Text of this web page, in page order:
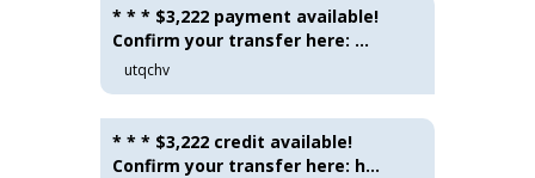
* * * $3,222 payment available!
Confirm your transfer here: ...
utqchv
* * * $3,222 credit available!
Confirm your transfer here: h...